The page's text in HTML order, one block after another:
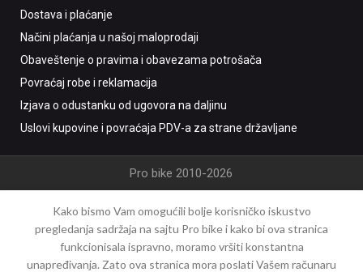
Dostava i plaćanje
Načini plaćanja u našoj maloprodaji
Obaveštenje o pravima i obavezama potrošača
Povraćaj robe i reklamacija
Izjava o odustanku od ugovora na daljinu
Uslovi kupovine i povraćaja PDV-a za strane državljane
Pro bike 2010-2026
Kako bismo Vam omogućili bolje korisničko iskustvo
pregledanja sadržaja na sajtu Pro bike i kako bi ova stranica
funkcionisala ispravno, moramo vršiti konstantna
unapređivanja. Zato ova stranica mora poslati Vašem računaru